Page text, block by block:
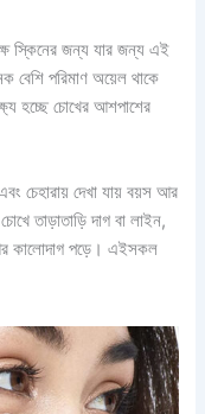
স্কিনের জন্য যার জন্য এই
পরিমাণ অয়েল থাকে
হচ্ছে চোখের আশপাশের
চেহারায় দেখা যায় বয়স আর
তাড়াতাড়ি দাগ বা লাইন,
কালোদাগ পড়ে। এইসকল